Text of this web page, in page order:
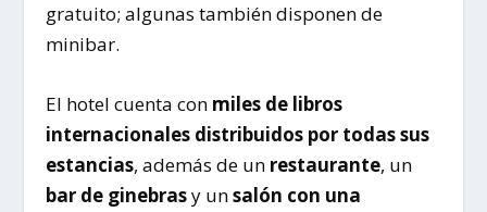
gratuito; algunas también disponen de
minibar.
El hotel cuenta con miles de libros
internacionales distribuidos por todas sus
estancias, además de un restaurante, un
bar de ginebrasy unsalón con una